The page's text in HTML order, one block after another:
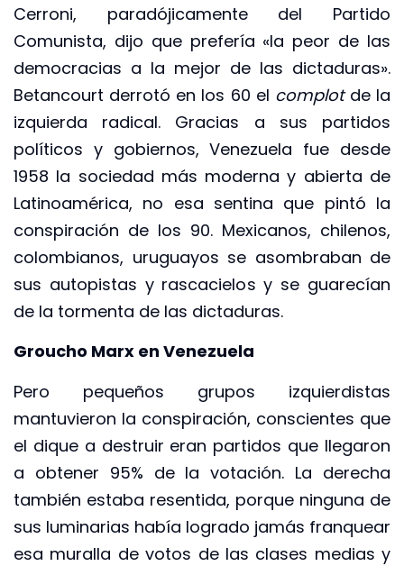
Cerroni, paradójicamente del Partido
Comunista, dijo que prefería «la peor de las
democracias a la mejor de las dictaduras».
Betancourt derrotó en los 60 el complotde la
izquierda radical. Gracias a sus partidos
políticos y gobiernos, Venezuela fue desde
1958 la sociedad más moderna y abierta de
Latinoamérica, no esa sentina que pintó la
conspiración de los 90. Mexicanos, chilenos,
colombianos, uruguayos se asombraban de
sus autopistas y rascacielos y se guarecían
de la tormenta de las dictaduras.
Groucho Marx en Venezuela
Pero pequeños grupos izquierdistas
mantuvieron la conspiración, conscientes que
el dique a destruir eran partidos que llegaron
a obtener 95% de la votación. La derecha
también estaba resentida, porque ninguna de
sus luminarias había logrado jamás franquear
esa muralla de votos de las clases medias y